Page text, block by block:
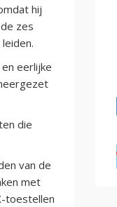
hij
zes
eerlijke
die
van de
met
toestellen